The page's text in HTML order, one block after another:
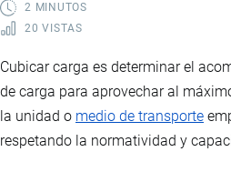
2 MINUTOS
20 VISTAS
Cubicar carga es determinar el
de carga para aprovechar al
la unidad o medio de transporte
respetando la normatividad y